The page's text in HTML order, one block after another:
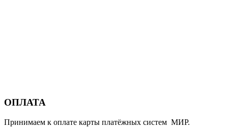
ОПЛАТА
Принимаем к оплате карты платёжных систем МИР.